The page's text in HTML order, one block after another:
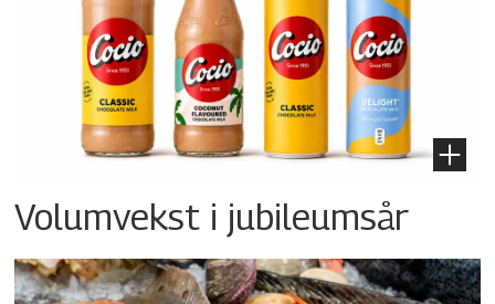
Volumvekst i jubileumsår